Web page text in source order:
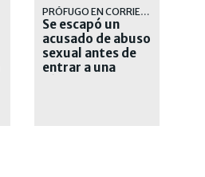
PRÓFUGO EN CORRIENTES
Se escapó un
acusado de abuso
sexual antes de
entrar a una